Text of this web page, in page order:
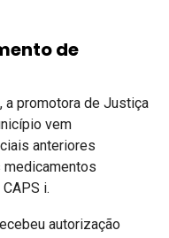
de
a promotora de Justiça
vem
anteriores
i.
autorização